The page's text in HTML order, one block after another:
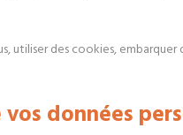
utiliser des cookies,
données